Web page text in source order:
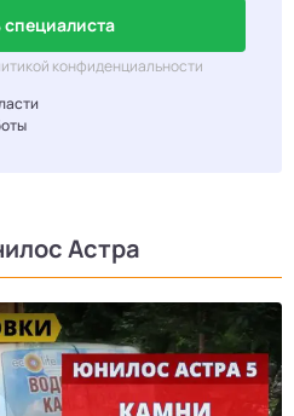
специалиста
конфиденциальности
Астра